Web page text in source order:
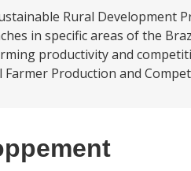
Rural
in specific areas of the
productivity and
Production and